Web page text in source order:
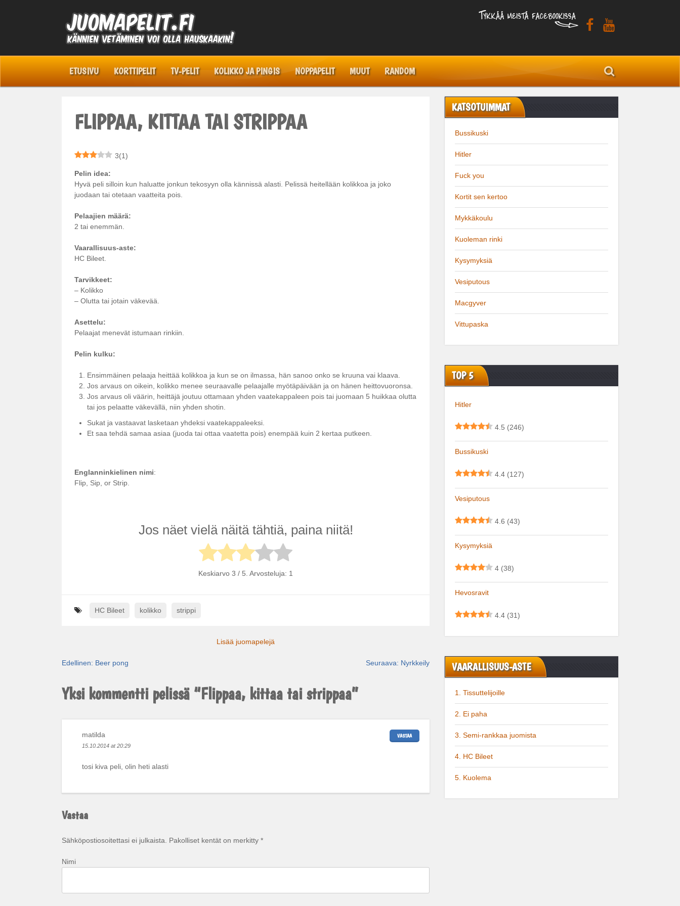
ETUSIVU KORTTIPELIT TV-PELIT KOLIKKO JA PINGIS NOPPAPELIT MUUT RANDOM
FLIPPAA, KITTAA TAI STRIPPAA
3(1)
Pelin idea:
Hyvä peli silloin kun haluatte jonkun tekosyyn olla kännissä alasti. Pelissä heitellään kolikkoa ja joko
juodaan tai otetaan vaatteita pois.
Pelaajien määrä:
2 tai enemmän.
Vaarallisuus-aste:
HC Bileet.
Tarvikkeet:
– Kolikko
– Olutta tai jotain väkevää.
Asettelu:
Pelaajat menevät istumaan rinkiin.
Pelin kulku:
Ensimmäinen pelaaja heittää kolikkoa ja kun se on ilmassa, hän sanoo onko se kruuna vai klaava.
Jos arvaus on oikein, kolikko menee seuraavalle pelaajalle myötäpäivään ja on hänen heittovuoronsa.
Jos arvaus oli väärin, heittäjä joutuu ottamaan yhden vaatekappaleen pois tai juomaan 5 huikkaa olutta
tai jos pelaatte väkevällä, niin yhden shotin.
Sukat ja vastaavat lasketaan yhdeksi vaatekappaleeksi.
Et saa tehdä samaa asiaa (juoda tai ottaa vaatetta pois) enempää kuin 2 kertaa putkeen.
Englanninkielinen nimi:
Flip, Sip, or Strip.
Jos näet vielä näitä tähtiä, paina niitä!
Keskiarvo 3 / 5. Arvosteluja: 1
HC Bileet kolikko strippi
Lisää juomapelejä
Artikkelien
selaus
Edellinen: Beer pong Seuraava: Nyrkkeily
Yksi kommentti pelissä “Flippaa, kittaa tai strippaa”
matilda
15.10.2014 at 20:29
VASTAA
tosi kiva peli, olin heti alasti
Vastaa
Sähköpostiosoitettasi ei julkaista. Pakolliset kentät on merkitty *
Nimi
KATSOTUIMMAT
Bussikuski
Hitler
Fuck you
Kortit sen kertoo
Mykkäkoulu
Kuoleman rinki
Kysymyksiä
Vesiputous
Macgyver
Vittupaska
TOP 5
4.5 (246)
Hitler
4.4 (127)
Bussikuski
4.6 (43)
Vesiputous
4 (38)
Kysymyksiä
4.4 (31)
Hevosravit
VAARALLISUUS-ASTE
1. Tissuttelijoille
2. Ei paha
3. Semi-rankkaa juomista
4. HC Bileet
5. Kuolema